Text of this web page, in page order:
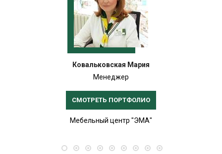
Ковальковская Мария
Менеджер
СМОТРЕТЬ ПОРТФОЛИО
Мебельный центр "ЭМА"